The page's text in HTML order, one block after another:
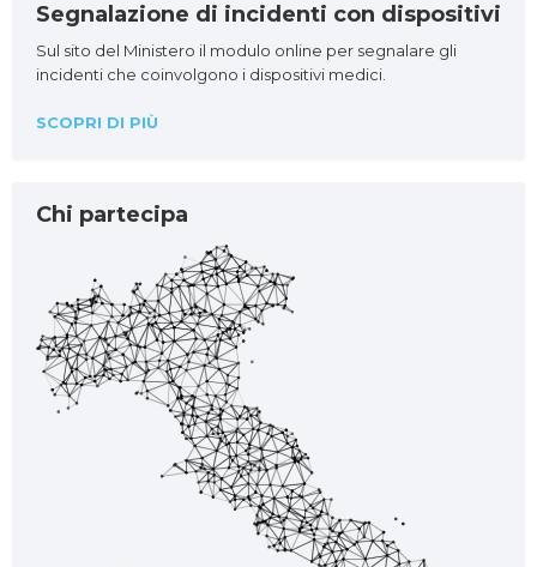
Segnalazione di incidenti con dispositivi
Sul sito del Ministero il modulo online per segnalare gli
incidenti che coinvolgono i dispositivi medici.
SCOPRI DI PIÙ
Chi partecipa